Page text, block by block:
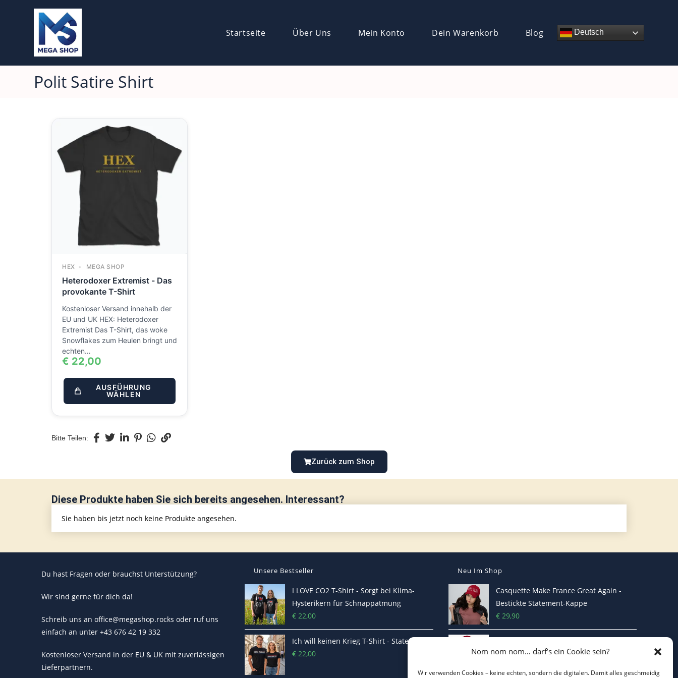
Nom nom nom… darf’s ein Cookie sein?
Wir verwenden Cookies – keine echten, sondern die digitalen. Damit alles geschmeidig
Deutsch
Startseite Über Uns Mein Konto Dein Warenkorb Blog
Polit Satire Shirt
HEX MEGA SHOP
Heterodoxer Extremist - Das
provokante T-Shirt
Kostenloser Versand innehalb der
EU und UK HEX: Heterodoxer
Extremist Das T-Shirt, das woke
Snowflakes zum Heulen bringt und
echten…
€ 22,00
AUSFÜHRUNG
WÄHLEN
Bitte Teilen:
Zurück zum Shop
Diese Produkte haben Sie sich bereits angesehen. Interessant?
Sie haben bis jetzt noch keine Produkte angesehen.
Du hast Fragen oder brauchst Unterstützung?
Wir sind gerne für dich da!
Schreib uns an office@megashop.rocks oder ruf uns
einfach an unter +43 676 42 19 332
Kostenloser Versand in der EU & UK mit zuverlässigen
Lieferpartnern.
Unsere Bestseller
I LOVE CO2 T-Shirt - Sorgt bei Klima-
Hysterikern für Schnappatmung
€ 22,00
Ich will keinen Krieg T-Shirt - Statement
€ 22,00
Neu Im Shop
Casquette Make France Great Again -
Bestickte Statement-Kappe
€29,90
Cap